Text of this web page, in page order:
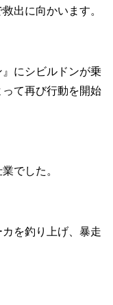
出に向かいます。
にシビルドンが乗
て再び行動を開始
でした。
カを釣り上げ、暴走